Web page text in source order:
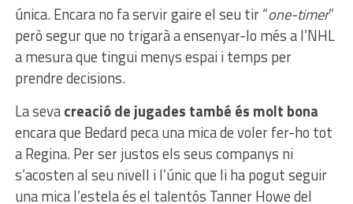
única. Encara no fa servir gaire el seu tir “one-timer”
però segur que no trigarà a ensenyar-lo més a l’NHL
a mesura que tingui menys espai i temps per
prendre decisions.
La sevacreació de jugades també és molt bona
encara que Bedard peca una mica de voler fer-ho tot
a Regina. Per ser justos els seus companys ni
s’acosten al seu nivell i l’únic que li ha pogut seguir
una mica l’estela és el talentós Tanner Howe del